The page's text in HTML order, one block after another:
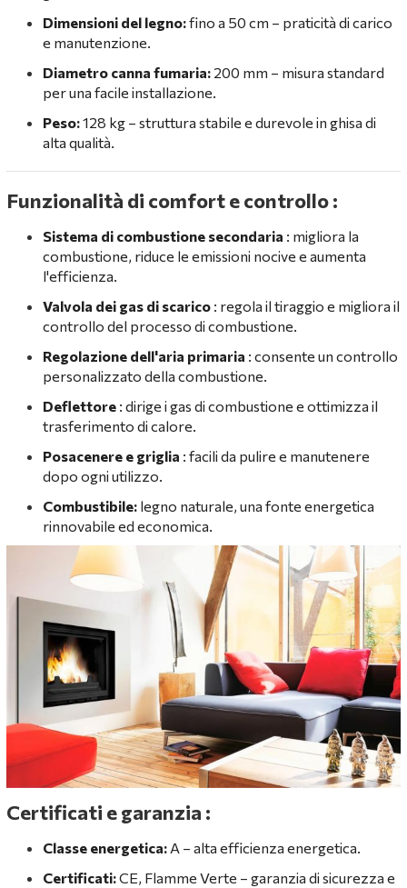
Dimensioni del legno:fino a 50 cm – praticità di carico
e manutenzione.
Diametro canna fumaria: 200 mm – misura standard
per una facile installazione.
Peso:128 kg – struttura stabile e durevole in ghisa di
alta qualità.
Funzionalità di comfort e controllo:
Sistema di combustione secondaria : migliora la
combustione, riduce le emissioni nocive e aumenta
l'efficienza.
Valvola dei gas di scarico : regola il tiraggio e migliora il
controllo del processo di combustione.
Regolazione dell'aria primaria : consente un controllo
personalizzato della combustione.
Deflettore : dirige i gas di combustione e ottimizza il
trasferimento di calore.
Posacenere e griglia : facili da pulire e manutenere
dopo ogni utilizzo.
Combustibile: legno naturale, una fonte energetica
rinnovabile ed economica.
Certificati e garanzia :
Classe energetica: A – alta efficienza energetica.
Certificati:CE, Flamme Verte – garanzia di sicurezza e